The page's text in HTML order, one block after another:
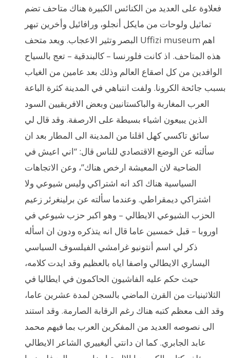
فعلاوة على العديد من الكنائس الكبيرة هناك متاحف تضم
تماثيل ولوحات من مايكل أنجلو، ورافائيل وأخرين تبهر
البصر وتثير الاعجاب. ويعد متحف Uffizi museum اهم
هذه المتاحف. اذ كانت فلورنسا – كالبندقية – تعج بالسياح
الوافدين من كل اصقاع العالم وذلك بعد عامين من الغياب
بسبب جائحة الكرونا. ولفت انتباهي في المدينة كثرة الباعة
العرب المغاربة والباكستانيين وبعض الافريقيين السود
الذين يبيعون اشياء بسيطة على الارصفة. وقد قال لي
سائق تاكسي كهل اقلنا من المدينة الى المطار بعد ان
سألته عن الوضع الاقتصادي للناس قال: “اني اعيش في
الضاحية لان المعيشة ارخص هناك”، وعن الاتجاهات
السياسية هناك اكد انه اشتراكي وليس شيوعي ولا
اشتراكي ديمقراطي. وعندما سألته عن برلينغرئر زعيم
الحزب الشيوعي الايطالي – وهو اكبر حزب شيوعي في
اوروبا – قبل خمسين عاما قال انه يتذكره ودون ان اسأله
ذكر لي اسم أنتونيو غرامشي الفيلسوف السياسي
اليساري الايطالي واصفا اياه بالعظيم وقد ايدت كلامه،
حيث حكم عليه الفاشيون الحاكمون في ايطاليا في
الثلاثينيات من القرن الماضي بالسجن لمدة عشرين عاما،
وقد الف معظم كتبه هناك رغم الرقابة الصارمة. وقد استند
الى نصوصه العديد من المفكرين العرب بما فيهم محمد
عابد الجابري. كما ان دانتي أليغييري الشاعر الايطالي